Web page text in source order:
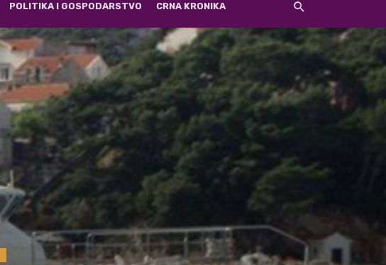
POLITIKA I GOSPODARSTVO CRNA KRONIKA